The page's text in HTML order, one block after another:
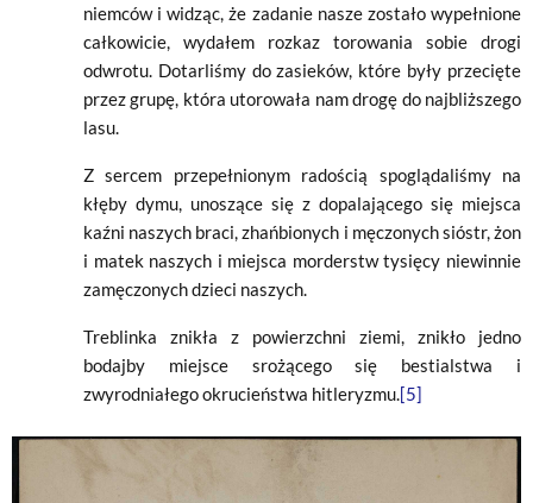
niemców i widząc, że zadanie nasze zostało wypełnione
całkowicie, wydałem rozkaz torowania sobie drogi
odwrotu. Dotarliśmy do zasieków, które były przecięte
przez grupę, która utorowała nam drogę do najbliższego
lasu.
Z sercem przepełnionym radością spoglądaliśmy na
kłęby dymu, unoszące się z dopalającego się miejsca
kaźni naszych braci, zhańbionych i męczonych sióstr, żon
i matek naszych i miejsca morderstw tysięcy niewinnie
zamęczonych dzieci naszych.
Treblinka znikła z powierzchni ziemi, znikło jedno
bodajby miejsce srożącego się bestialstwa i
zwyrodniałego okrucieństwa hitleryzmu. [5]